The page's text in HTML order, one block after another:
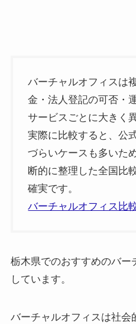
バーチャルオフィスは
金・法人登記の可否・
サービスごとに大きく
実際に比較すると、公
づらいケースも多いた
断的に整理した全国比
確実です。
バーチャルオフィス比
栃木県でのおすすめのバー
しています。
バーチャルオフィスは社会